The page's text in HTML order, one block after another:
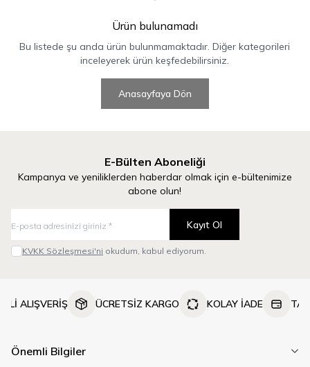
Ürün bulunamadı
Bu listede şu anda ürün bulunmamaktadır. Diğer kategorileri
inceleyerek ürün keşfedebilirsiniz.
Anasayfaya Dön
E-Bülten Aboneliği
Kampanya ve yeniliklerden haberdar olmak için e-bültenimize
abone olun!
Kayıt Ol
KVKK Sözleşmesi'ni okudum, kabul ediyorum.
ALIŞVERİŞ ÜCRETSİZ KARGO KOLAY İADE
Önemli Bilgiler